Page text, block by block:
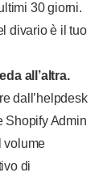
30 giorni.
divario è il tuo
all’altra.
dall’helpdesk
Shopify Admin
volume
di